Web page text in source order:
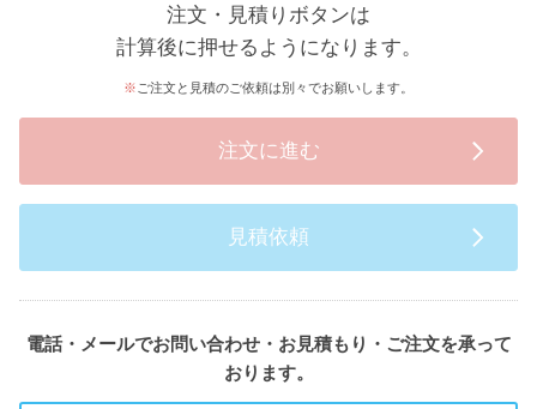
注文・見積りボタンは
計算後に押せるようになります。
ご注文と見積のご依頼は別々でお願いします。
注文に進む
見積依頼
電話・メールでお問い合わせ・お見積もり・ご注文を承って
おります。